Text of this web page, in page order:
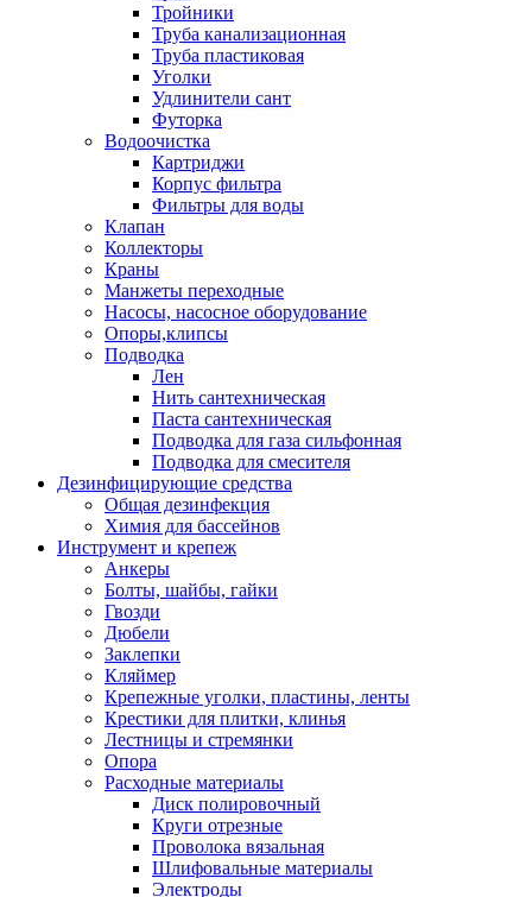
Тройники
Труба канализационная
Труба пластиковая
Уголки
Удлинители сант
Футорка
Водоочистка
Картриджи
Корпус фильтра
Фильтры для воды
Клапан
Коллекторы
Краны
Манжеты переходные
Насосы, насосное оборудование
Опоры,клипсы
Подводка
Лен
Нить сантехническая
Паста сантехническая
Подводка для газа сильфонная
Подводка для смесителя
Дезинфицирующие средства
Общая дезинфекция
Химия для бассейнов
Инструмент и крепеж
Анкеры
Болты, шайбы, гайки
Гвозди
Дюбели
Заклепки
Кляймер
Крепежные уголки, пластины, ленты
Крестики для плитки, клинья
Лестницы и стремянки
Опора
Расходные материалы
Диск полировочный
Круги отрезные
Проволока вязальная
Шлифовальные материалы
Электроды